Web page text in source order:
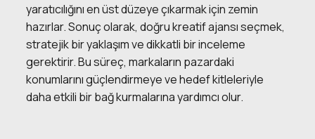
yaratıcılığını en üst düzeye çıkarmak için zemin
hazırlar. Sonuç olarak, doğru kreatif ajansı seçmek,
stratejik bir yaklaşım ve dikkatli bir inceleme
gerektirir. Bu süreç, markaların pazardaki
konumlarını güçlendirmeye ve hedef kitleleriyle
daha etkili bir bağ kurmalarına yardımcı olur.